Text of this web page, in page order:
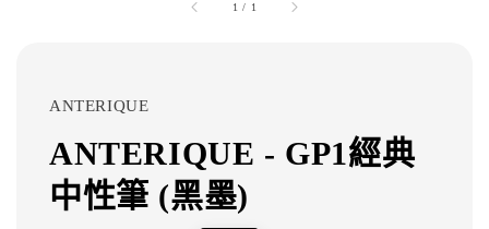
1 / 1
ANTERIQUE
ANTERIQUE - GP1經典
中性筆 (黑墨)